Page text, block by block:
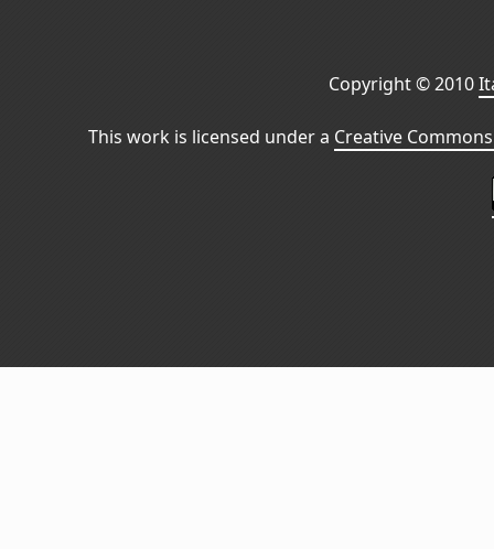
Copyright © 2010
This work is licensed under a Creative